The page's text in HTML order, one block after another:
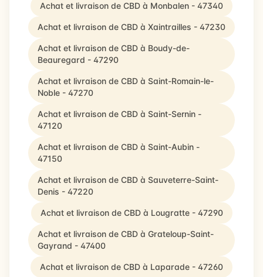
Achat et livraison de CBD à Monbalen - 47340
Achat et livraison de CBD à Xaintrailles - 47230
Achat et livraison de CBD à Boudy-de-
Beauregard - 47290
Achat et livraison de CBD à Saint-Romain-le-
Noble - 47270
Achat et livraison de CBD à Saint-Sernin -
47120
Achat et livraison de CBD à Saint-Aubin -
47150
Achat et livraison de CBD à Sauveterre-Saint-
Denis - 47220
Achat et livraison de CBD à Lougratte - 47290
Achat et livraison de CBD à Grateloup-Saint-
Gayrand - 47400
Achat et livraison de CBD à Laparade - 47260